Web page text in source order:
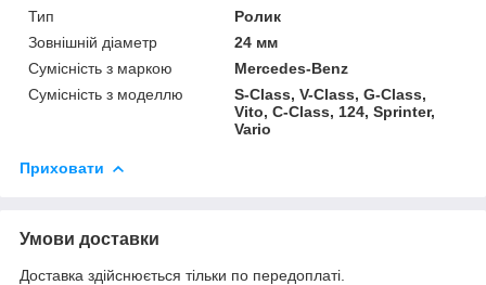
Тип
Ролик
Зовнішній діаметр
24 мм
Сумісність з маркою
Mercedes-Benz
Сумісність з моделлю
S-Class, V-Class, G-Class,
Vito, C-Class, 124, Sprinter,
Vario
Приховати
Умови доставки
Доставка здійснюється тільки по передоплаті.